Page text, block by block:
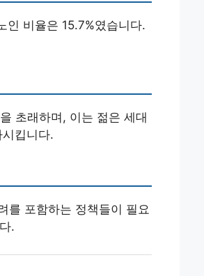
비율은 15.7%였습니다.
초래하며, 이는 젊은 세대
킵니다.
를 포함하는 정책들이 필요
.